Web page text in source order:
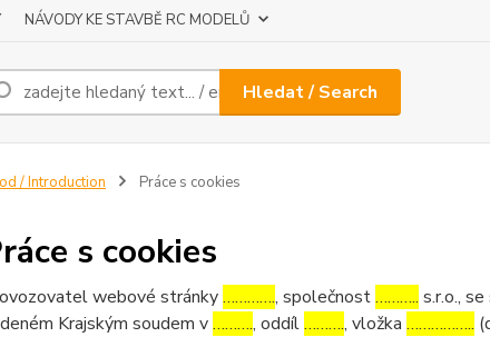
NÁVODY KE STAVBĚ RC MODELŮ
Hledat / Search
/ Introduction Práce s cookies
s cookies
webové stránky…………., společnost……….. s.r.o.,
Krajským soudem v………., oddíl………., vložka ……………..